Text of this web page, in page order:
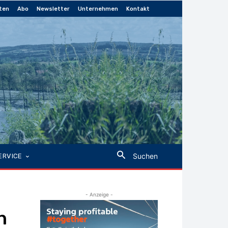
Abo Newsletter Unternehmen Kontakt
Suchen
- Anzeige -